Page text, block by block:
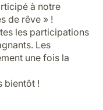
à notre
de rêve » !
les participations
Les
une fois la
bientôt !